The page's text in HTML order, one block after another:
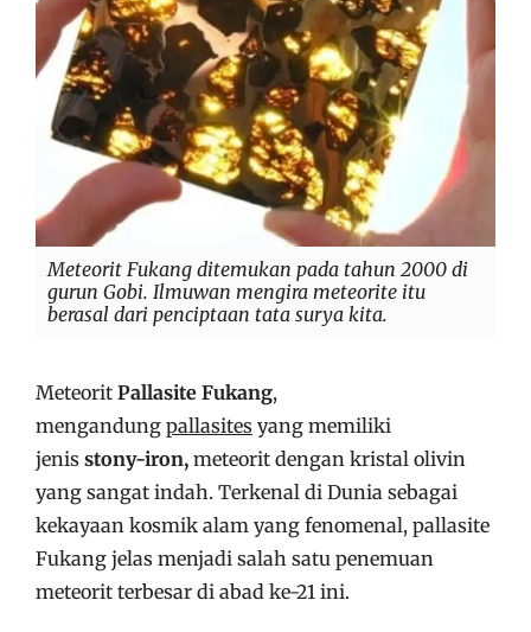
Meteorit Fukang ditemukan pada tahun 2000 di
gurun Gobi. Ilmuwan mengira meteorite itu
berasal dari penciptaan tata surya kita.
Meteorit Pallasite Fukang,
mengandung pallasites yang memiliki
jenis stony-iron, meteorit dengan kristal olivin
yang sangat indah. Terkenal di Dunia sebagai
kekayaan kosmik alam yang fenomenal, pallasite
Fukang jelas menjadi salah satu penemuan
meteorit terbesar di abad ke-21 ini.